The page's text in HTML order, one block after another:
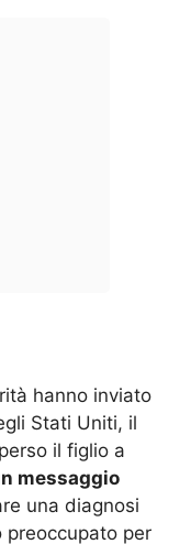
hanno inviato
Stati Uniti, il
il figlio a
messaggio
una diagnosi
preoccupato per